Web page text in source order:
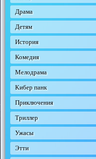
Драма
Детям
История
Комедия
Мелодрама
Кибер панк
Приключения
Триллер
Ужасы
Этти